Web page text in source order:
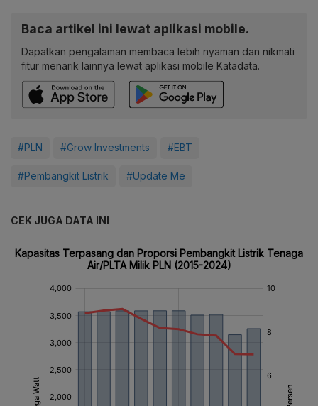
Baca artikel ini lewat aplikasi mobile.
Dapatkan pengalaman membaca lebih nyaman dan nikmati
fitur menarik lainnya lewat aplikasi mobile Katadata.
#PLN #Grow Investments #EBT
#Pembangkit Listrik #Update Me
CEK JUGA DATA INI